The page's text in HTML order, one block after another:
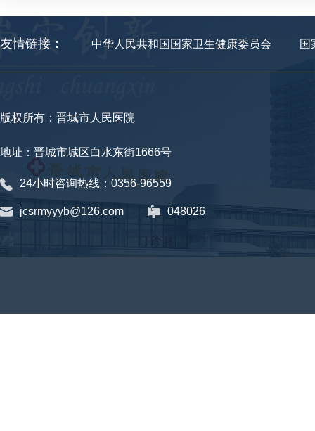
友情链接： 中华人民共和国国家卫生健康委员会 国
版权所有：晋城市人民医院
地址：晋城市城区白水东街1666号
24小时咨询热线：0356-96559
jcsrmyyyb@126.com 048026